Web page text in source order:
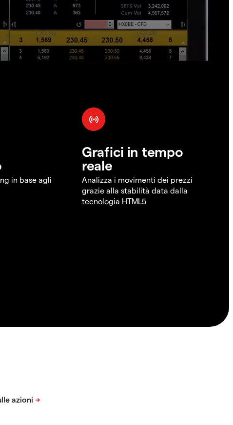
in base agli
Grafici in tempo
reale
Analizza i movimenti dei prezzi
grazie alla stabilità data dalla
tecnologia HTML5